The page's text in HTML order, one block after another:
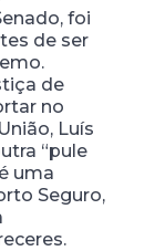
foi
de ser
de
no
Luís
“pule
uma
Seguro,